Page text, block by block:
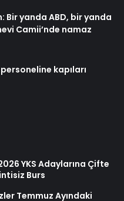
Bir yanda ABD, bir yanda
Camii’nde namaz
kapıları
YKS Adaylarına Çifte
Burs
Temmuz Ayındaki